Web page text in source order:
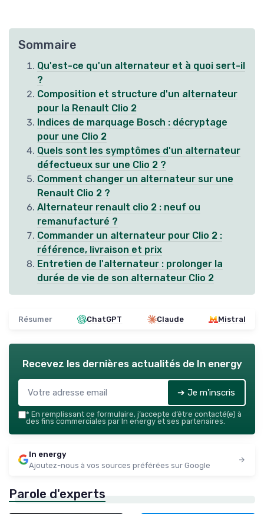
Sommaire
Qu'est-ce qu'un alternateur et à quoi sert-il
?
Composition et structure d'un alternateur
pour la Renault Clio 2
Indices de marquage Bosch : décryptage
pour une Clio 2
Quels sont les symptômes d'un alternateur
défectueux sur une Clio 2 ?
Comment changer un alternateur sur une
Renault Clio 2 ?
Alternateur renault clio 2 : neuf ou
remanufacturé ?
Commander un alternateur pour Clio 2 :
référence, livraison et prix
Entretien de l'alternateur : prolonger la
durée de vie de son alternateur Clio 2
Résumer ChatGPT Claude Mistral
Recevez les dernières actualités de In energy
➔ Je m'inscris
* En remplissant ce formulaire, j’accepte d’être contacté(e) à
des fins commerciales par In energy et ses partenaires.
In energy
Ajoutez-nous à vos sources préférées sur Google
Parole d'experts